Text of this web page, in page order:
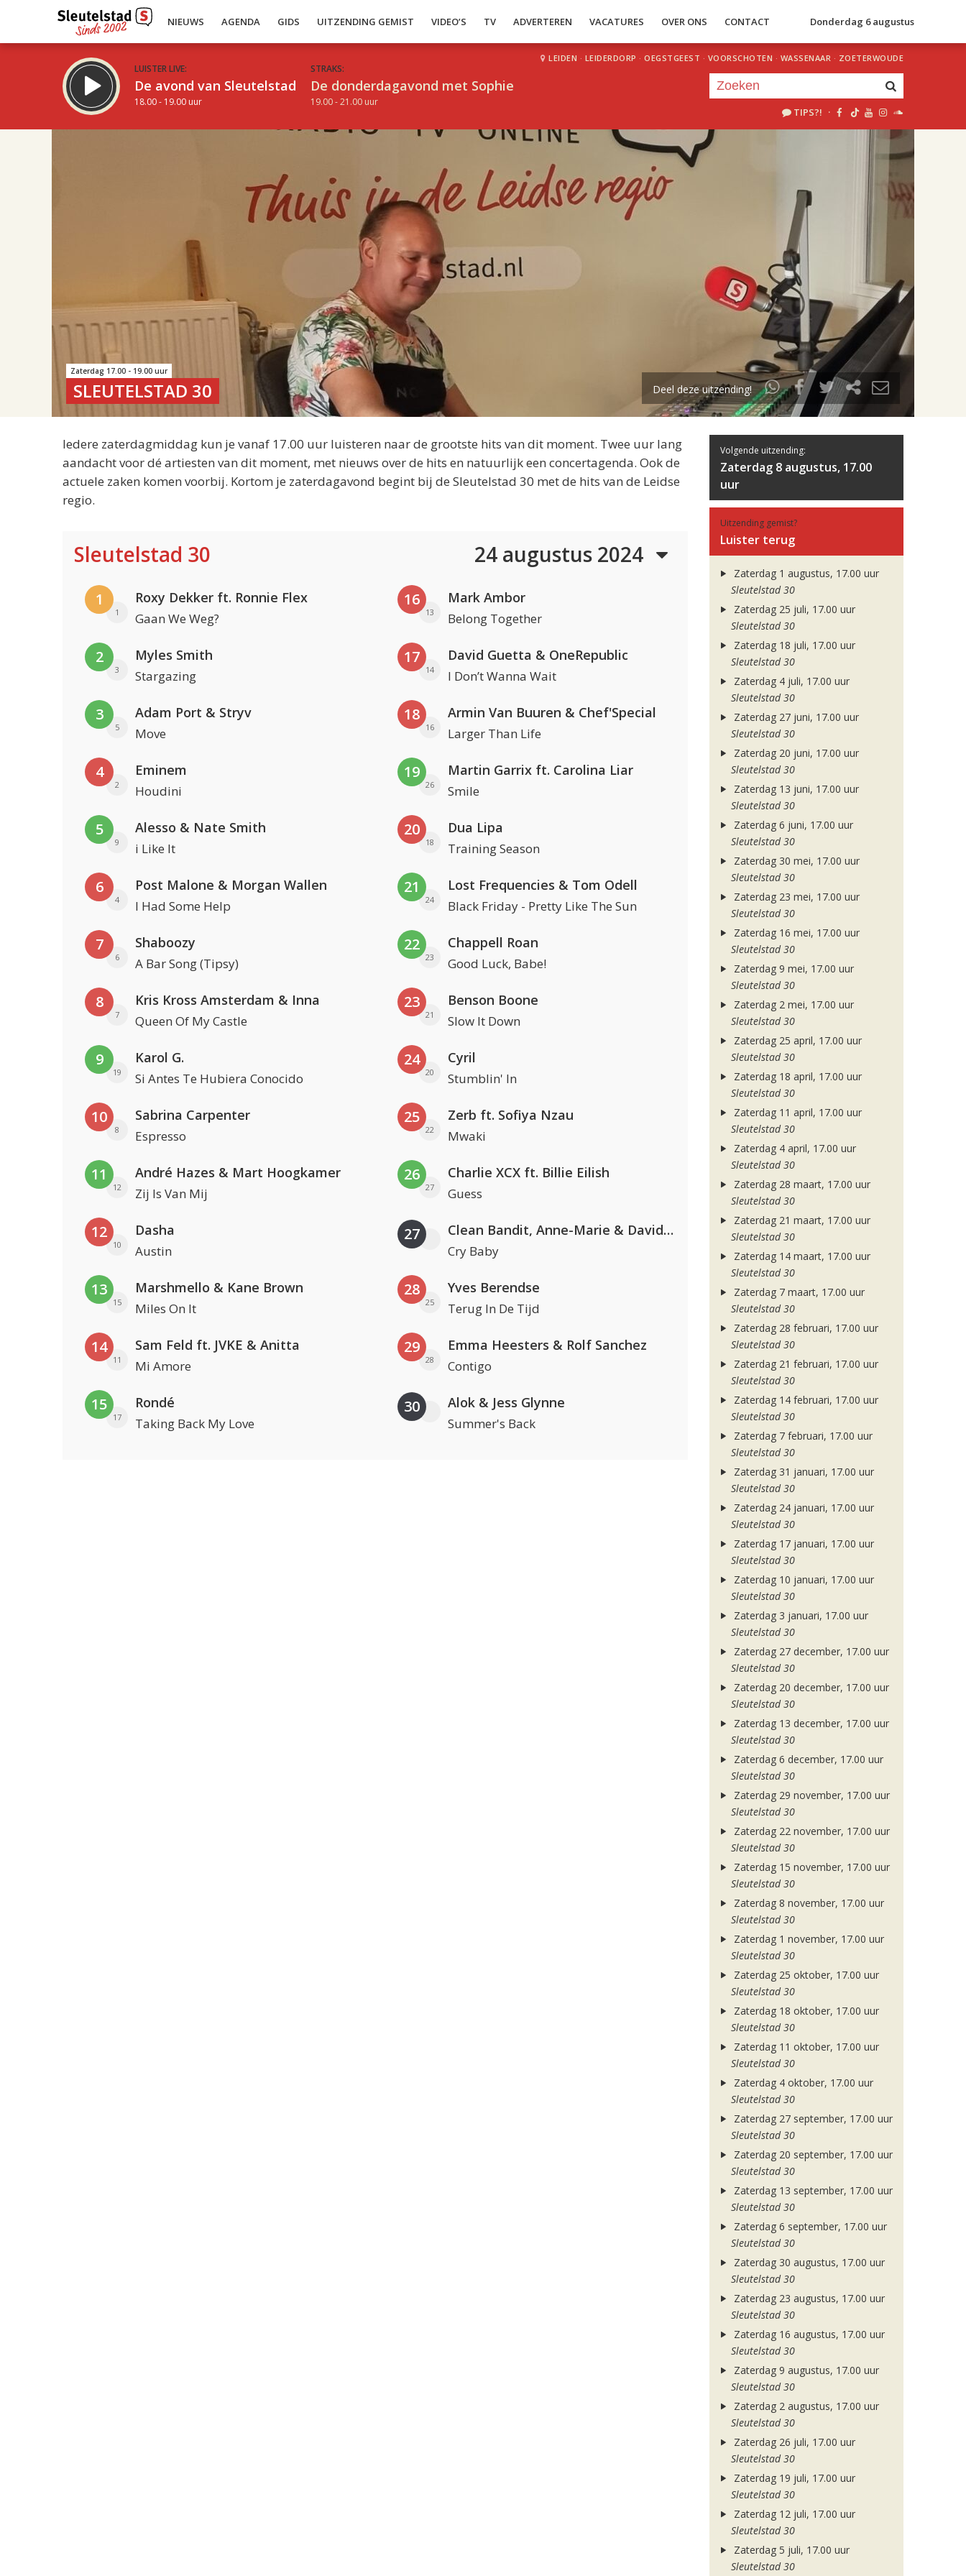
NIEUWS AGENDA GIDS UITZENDING GEMIST VIDEO’S TV ADVERTEREN VACATURES OVER ONS CONTACT Donderdag 6 augustus
LUISTER LIVE:
De avond van Sleutelstad
18.00 - 19.00 uur
STRAKS:
De donderdagavond met Sophie
19.00 - 21.00 uur
LEIDEN · LEIDERDORP · OEGSTGEEST · VOORSCHOTEN · WASSENAAR · ZOETERWOUDE
TIPS?! ·
uur 1 van 2
Volgend uur
Zaterdag 17.00 - 19.00 uur
SLEUTELSTAD 30 Deel deze uitzending!
Iedere zaterdagmiddag kun je vanaf 17.00 uur luisteren naar de grootste hits van dit moment. Twee uur lang
aandacht voor dé artiesten van dit moment, met nieuws over de hits en natuurlijk een concertagenda. Ook de
actuele zaken komen voorbij. Kortom je zaterdagavond begint bij de Sleutelstad 30 met de hits van de Leidse
regio.
Sleutelstad 30 24 augustus 2024
1
1
Roxy Dekker ft. Ronnie Flex
Gaan We Weg?
2
3
Myles Smith
Stargazing
3
5
Adam Port & Stryv
Move
4
2
Eminem
Houdini
5
9
Alesso & Nate Smith
i Like It
6
4
Post Malone & Morgan Wallen
I Had Some Help
7
6
Shaboozy
A Bar Song (Tipsy)
8
7
Kris Kross Amsterdam & Inna
Queen Of My Castle
9
19
Karol G.
Si Antes Te Hubiera Conocido
10
8
Sabrina Carpenter
Espresso
11
12
André Hazes & Mart Hoogkamer
Zij Is Van Mij
12
10
Dasha
Austin
13
15
Marshmello & Kane Brown
Miles On It
14
11
Sam Feld ft. JVKE & Anitta
Mi Amore
15
17
Rondé
Taking Back My Love
16
13
Mark Ambor
Belong Together
17
14
David Guetta & OneRepublic
I Don’t Wanna Wait
18
16
Armin Van Buuren & Chef'Special
Larger Than Life
19
26
Martin Garrix ft. Carolina Liar
Smile
20
18
Dua Lipa
Training Season
21
24
Lost Frequencies & Tom Odell
Black Friday - Pretty Like The Sun
22
23
Chappell Roan
Good Luck, Babe!
23
21
Benson Boone
Slow It Down
24
20
Cyril
Stumblin' In
25
22
Zerb ft. Sofiya Nzau
Mwaki
26
27
Charlie XCX ft. Billie Eilish
Guess
27 Clean Bandit, Anne-Marie & David Guetta
Cry Baby
28
25
Yves Berendse
Terug In De Tijd
29
28
Emma Heesters & Rolf Sanchez
Contigo
30 Alok & Jess Glynne
Summer's Back
Volgende uitzending:
Zaterdag 8 augustus, 17.00
uur
Uitzending gemist?
Luister terug
Zaterdag 1 augustus, 17.00 uur
Sleutelstad 30
Zaterdag 25 juli, 17.00 uur
Sleutelstad 30
Zaterdag 18 juli, 17.00 uur
Sleutelstad 30
Zaterdag 4 juli, 17.00 uur
Sleutelstad 30
Zaterdag 27 juni, 17.00 uur
Sleutelstad 30
Zaterdag 20 juni, 17.00 uur
Sleutelstad 30
Zaterdag 13 juni, 17.00 uur
Sleutelstad 30
Zaterdag 6 juni, 17.00 uur
Sleutelstad 30
Zaterdag 30 mei, 17.00 uur
Sleutelstad 30
Zaterdag 23 mei, 17.00 uur
Sleutelstad 30
Zaterdag 16 mei, 17.00 uur
Sleutelstad 30
Zaterdag 9 mei, 17.00 uur
Sleutelstad 30
Zaterdag 2 mei, 17.00 uur
Sleutelstad 30
Zaterdag 25 april, 17.00 uur
Sleutelstad 30
Zaterdag 18 april, 17.00 uur
Sleutelstad 30
Zaterdag 11 april, 17.00 uur
Sleutelstad 30
Zaterdag 4 april, 17.00 uur
Sleutelstad 30
Zaterdag 28 maart, 17.00 uur
Sleutelstad 30
Zaterdag 21 maart, 17.00 uur
Sleutelstad 30
Zaterdag 14 maart, 17.00 uur
Sleutelstad 30
Zaterdag 7 maart, 17.00 uur
Sleutelstad 30
Zaterdag 28 februari, 17.00 uur
Sleutelstad 30
Zaterdag 21 februari, 17.00 uur
Sleutelstad 30
Zaterdag 14 februari, 17.00 uur
Sleutelstad 30
Zaterdag 7 februari, 17.00 uur
Sleutelstad 30
Zaterdag 31 januari, 17.00 uur
Sleutelstad 30
Zaterdag 24 januari, 17.00 uur
Sleutelstad 30
Zaterdag 17 januari, 17.00 uur
Sleutelstad 30
Zaterdag 10 januari, 17.00 uur
Sleutelstad 30
Zaterdag 3 januari, 17.00 uur
Sleutelstad 30
Zaterdag 27 december, 17.00 uur
Sleutelstad 30
Zaterdag 20 december, 17.00 uur
Sleutelstad 30
Zaterdag 13 december, 17.00 uur
Sleutelstad 30
Zaterdag 6 december, 17.00 uur
Sleutelstad 30
Zaterdag 29 november, 17.00 uur
Sleutelstad 30
Zaterdag 22 november, 17.00 uur
Sleutelstad 30
Zaterdag 15 november, 17.00 uur
Sleutelstad 30
Zaterdag 8 november, 17.00 uur
Sleutelstad 30
Zaterdag 1 november, 17.00 uur
Sleutelstad 30
Zaterdag 25 oktober, 17.00 uur
Sleutelstad 30
Zaterdag 18 oktober, 17.00 uur
Sleutelstad 30
Zaterdag 11 oktober, 17.00 uur
Sleutelstad 30
Zaterdag 4 oktober, 17.00 uur
Sleutelstad 30
Zaterdag 27 september, 17.00 uur
Sleutelstad 30
Zaterdag 20 september, 17.00 uur
Sleutelstad 30
Zaterdag 13 september, 17.00 uur
Sleutelstad 30
Zaterdag 6 september, 17.00 uur
Sleutelstad 30
Zaterdag 30 augustus, 17.00 uur
Sleutelstad 30
Zaterdag 23 augustus, 17.00 uur
Sleutelstad 30
Zaterdag 16 augustus, 17.00 uur
Sleutelstad 30
Zaterdag 9 augustus, 17.00 uur
Sleutelstad 30
Zaterdag 2 augustus, 17.00 uur
Sleutelstad 30
Zaterdag 26 juli, 17.00 uur
Sleutelstad 30
Zaterdag 19 juli, 17.00 uur
Sleutelstad 30
Zaterdag 12 juli, 17.00 uur
Sleutelstad 30
Zaterdag 5 juli, 17.00 uur
Sleutelstad 30